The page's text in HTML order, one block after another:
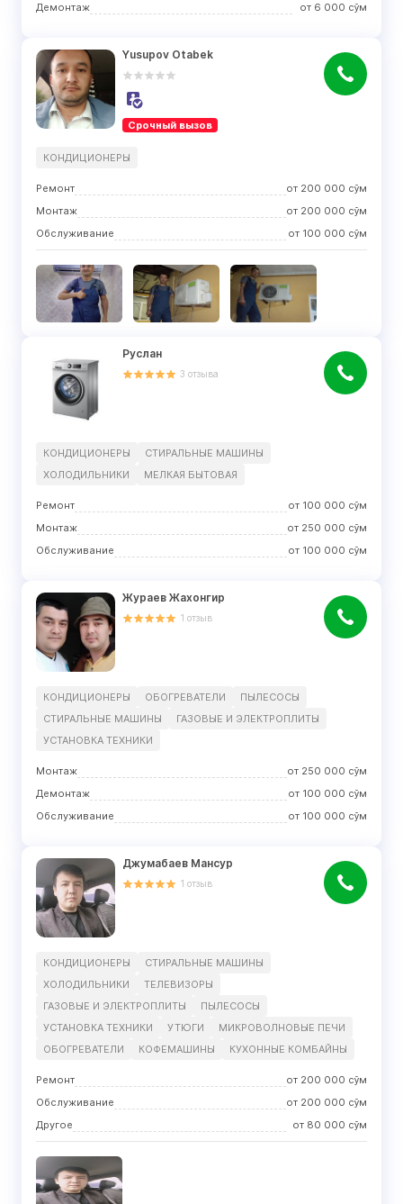
Демонтаж
от 6 000 сўм
Yusupov Otabek
Срочный вызов
КОНДИЦИОНЕРЫ
Ремонт от 200 000 сўм
Монтаж
от 200 000 сўм
Обслуживание
от 100 000 сўм
Руслан
3 отзыва
КОНДИЦИОНЕРЫ
СТИРАЛЬНЫЕ МАШИНЫ
ХОЛОДИЛЬНИКИ
МЕЛКАЯ БЫТОВАЯ
Ремонт от 100 000 сўм
Монтаж
от 250 000 сўм
Обслуживание
от 100 000 сўм
Жураев Жахонгир
1 отзыв
КОНДИЦИОНЕРЫ ОБОГРЕВАТЕЛИ
ПЫЛЕСОСЫ
СТИРАЛЬНЫЕ МАШИНЫ
ГАЗОВЫЕ И ЭЛЕКТРОПЛИТЫ
УСТАНОВКА ТЕХНИКИ
Монтаж от 250 000 сўм
Демонтаж
от 100 000 сўм
Обслуживание
от 100 000 сўм
Джумабаев Мансур
1 отзыв
КОНДИЦИОНЕРЫ
СТИРАЛЬНЫЕ МАШИНЫ
ХОЛОДИЛЬНИКИ
ТЕЛЕВИЗОРЫ
ГАЗОВЫЕ И ЭЛЕКТРОПЛИТЫ
ПЫЛЕСОСЫ
УСТАНОВКА ТЕХНИКИ
УТЮГИ
МИКРОВОЛНОВЫЕ ПЕЧИ
ОБОГРЕВАТЕЛИ
КОФЕМАШИНЫ КУХОННЫЕ КОМБАЙНЫ
Ремонт от 200 000 сўм
Обслуживание
от 200 000 сўм
Другое
от 80 000 сўм